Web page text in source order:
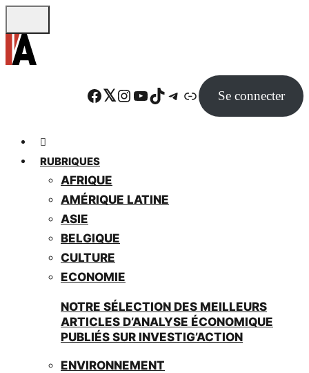
to
main
Facebook Twitter Instagram YouTube TikTok Telegram Lien Se connecter
RUBRIQUES
AFRIQUE
AMÉRIQUE LATINE
ASIE
BELGIQUE
CULTURE
ECONOMIE
NOTRE SÉLECTION DES MEILLEURS
ARTICLES D’ANALYSE ÉCONOMIQUE
PUBLIÉS SUR INVESTIG’ACTION
ENVIRONNEMENT